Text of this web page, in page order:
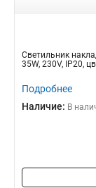
Светильник
35W, 230V, IP20,
Подробнее
Наличие: В